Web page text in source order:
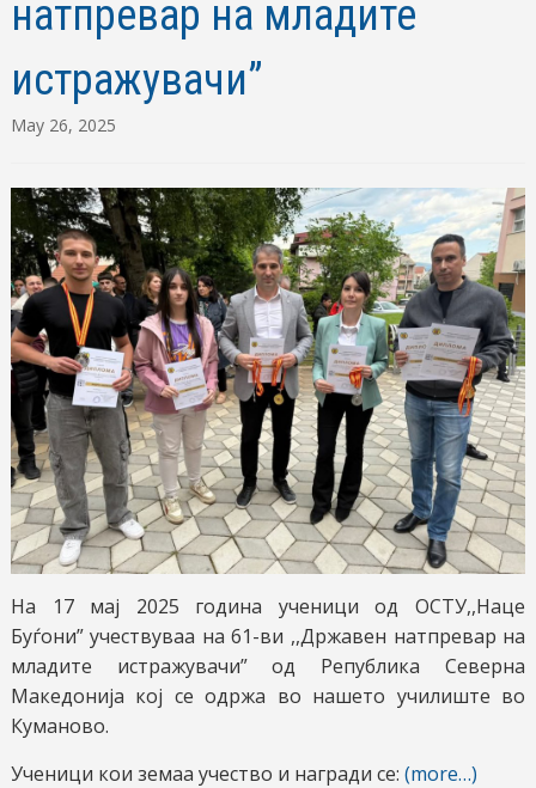
натпревар на младите
истражувачи”
May 26, 2025
На 17 мај 2025 година ученици од ОСТУ,,Наце
Буѓони” учествуваа на 61-ви ,,Државен натпревар на
младите истражувачи” од Република Северна
Македонија кој се одржа во нашето училиште во
Куманово.
Ученици кои земаа учество и награди се: (more…)